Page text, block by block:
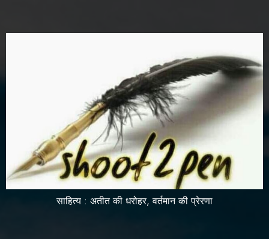
साहित्य : अतीत की धरोहर, वर्तमान की प्रेरणा